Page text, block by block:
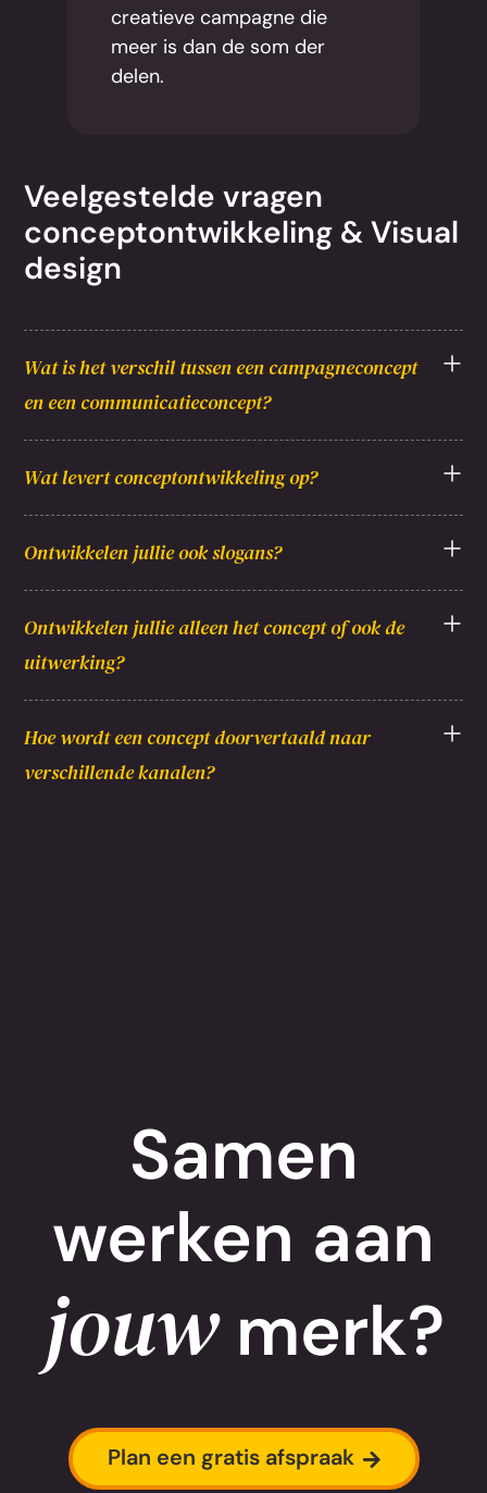
creatieve campagne die
meer is dan de som der
delen.
Veelgestelde vragen
conceptontwikkeling & Visual
design
Wat is het verschil tussen een campagneconcept
en een communicatieconcept?
Wat levert conceptontwikkeling op?
Ontwikkelen jullie ook slogans?
Ontwikkelen jullie alleen het concept of ook de
uitwerking?
Hoe wordt een concept doorvertaald naar
verschillende kanalen?
Samen
werken aan
jouwmerk?
Plan een gratis afspraak